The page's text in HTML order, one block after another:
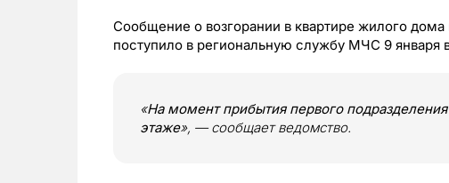
Сообщение о возгорании в квартире жилого
поступило в региональную службу МЧС 9 января
«На момент прибытия первого
этаже», — сообщает ведомство.